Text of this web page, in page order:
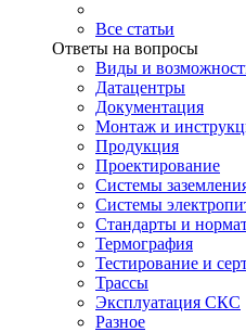
Все статьи
Ответы на вопросы
Виды и
Датацентры
Документация
Монтаж и
Продукция
Проектирование
Системы
Системы
Стандарты и
Термография
Тестирование и
Трассы
Эксплуатация СКС
Разное